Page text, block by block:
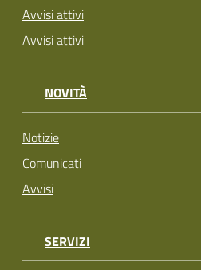
Avvisi attivi
Avvisi attivi
NOVITÀ
Notizie
Comunicati
Avvisi
SERVIZI